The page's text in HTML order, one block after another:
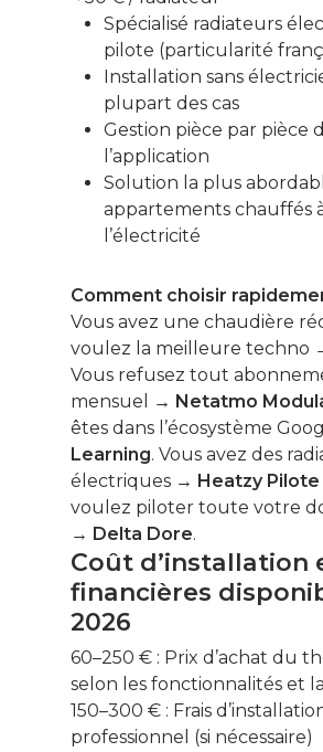
Spécialisé radiateurs
pilote (particularité
Installation sans
plupart des cas
Gestion pièce par pièce
l’application
Solution la plus
appartements chauffés
l’électricité
Comment choisir
Vous avez une chaudière
voulez la meilleure techno
Vous refusez tout
mensuel → Netatmo
êtes dans l’écosystème
Learning. Vous avez des
électriques → Heatzy Pilote
voulez piloter toute votre
→ Delta Dore.
Coût d’installation
financières
2026
60–250 € : Prix d’achat du
selon les fonctionnalités et
150–300 € : Frais
professionnel (si nécessaire)